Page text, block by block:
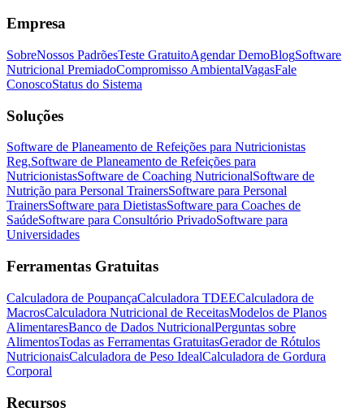
Empresa
SobreNossos PadrõesTeste GratuitoAgendar DemoBlogSoftware
Nutricional PremiadoCompromisso AmbientalVagasFale
ConoscoStatus do Sistema
Soluções
Software de Planeamento de Refeições para Nutricionistas
Reg.Software de Planeamento de Refeições para
NutricionistasSoftware de Coaching NutricionalSoftware de
Nutrição para Personal TrainersSoftware para Personal
TrainersSoftware para DietistasSoftware para Coaches de
SaúdeSoftware para Consultório PrivadoSoftware para
Universidades
Ferramentas Gratuitas
Calculadora de PoupançaCalculadora TDEECalculadora de
MacrosCalculadora Nutricional de ReceitasModelos de Planos
AlimentaresBanco de Dados NutricionalPerguntas sobre
AlimentosTodas as Ferramentas GratuitasGerador de Rótulos
NutricionaisCalculadora de Peso IdealCalculadora de Gordura
Corporal
Recursos